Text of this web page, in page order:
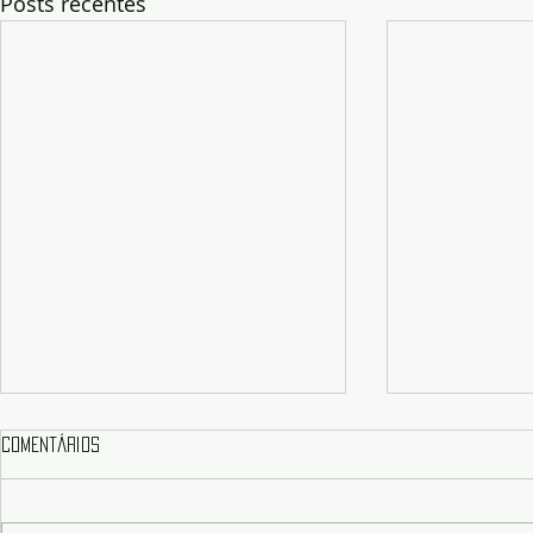
Comentários